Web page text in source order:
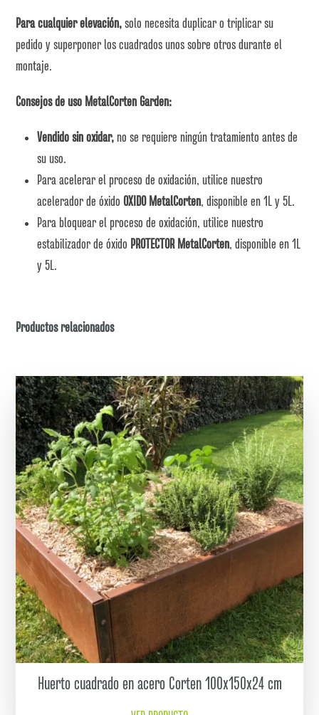
Para cualquier elevación, solo necesita duplicar o triplicar su
pedido y superponer los cuadrados unos sobre otros durante el
montaje.
Consejos de uso MetalCorten Garden:
Vendido sin oxidar, no se requiere ningún tratamiento antes de
su uso.
Para acelerar el proceso de oxidación, utilice nuestro
acelerador de óxido OXIDO MetalCorten, disponible en 1L y 5L.
Para bloquear el proceso de oxidación, utilice nuestro
estabilizador de óxido PROTECTOR MetalCorten, disponible en 1L
y 5L.
Productos relacionados
Huerto cuadrado en acero Corten 100x150x24 cm